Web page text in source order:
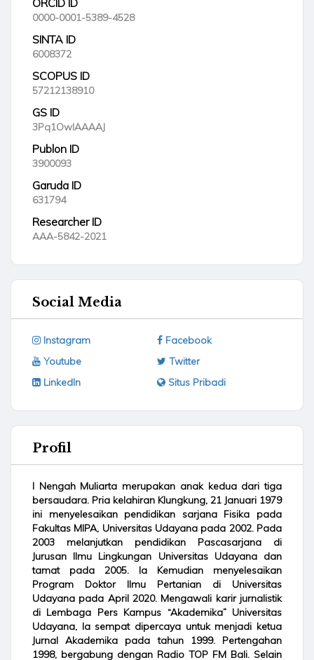
ORCID ID
0000-0001-5389-4528
SINTA ID
6008372
SCOPUS ID
57212138910
GS ID
3Pq1OwIAAAAJ
Publon ID
3900093
Garuda ID
631794
Researcher ID
AAA-5842-2021
Social Media
Instagram
Facebook
Youtube
Twitter
LinkedIn
Situs Pribadi
Profil
I Nengah Muliarta merupakan anak kedua dari tiga
bersaudara. Pria kelahiran Klungkung, 21 Januari 1979
ini menyelesaikan pendidikan sarjana Fisika pada
Fakultas MIPA, Universitas Udayana pada 2002. Pada
2003 melanjutkan pendidikan Pascasarjana di
Jurusan Ilmu Lingkungan Universitas Udayana dan
tamat pada 2005. Ia Kemudian menyelesaikan
Program Doktor Ilmu Pertanian di Universitas
Udayana pada April 2020. Mengawali karir jurnalistik
di Lembaga Pers Kampus “Akademika” Universitas
Udayana, Ia sempat dipercaya untuk menjadi ketua
Jurnal Akademika pada tahun 1999. Pertengahan
1998, bergabung dengan Radio TOP FM Bali. Selain